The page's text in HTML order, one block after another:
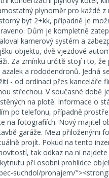
plynoměr pro každé
byt 2+kk, případně je
Dům je kompletně
kamerový systém a
objektu, dvě vjezdové
Za zmínku určitě stojí i to,
azalek a rododendronů. Jedná
- od ordinací přes kanceláře
střechou. V současné době
na plotě. Informace o
po telefonu, případně
na fotografiích. Nový majitel
garáže. Mezi přiloženými
projít. Pokud na tento
tak odkaz na ni
při osobní prohlídce
suchdol/pronajem/